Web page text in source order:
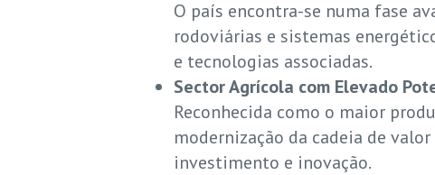
O país encontra-se numa fase
rodoviárias e sistemas
e tecnologias associadas.
Sector Agrícola com Elevado
Reconhecida como o maior
modernização da cadeia de
investimento e inovação.